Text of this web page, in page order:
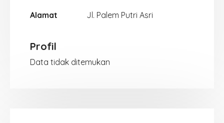
Alamat Jl. Palem Putri Asri
Profil
Data tidak ditemukan